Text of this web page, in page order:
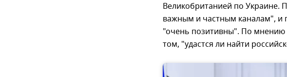
Великобританией по
важным и частным каналам", и
"очень позитивны". По мнению
том, "удастся ли найти